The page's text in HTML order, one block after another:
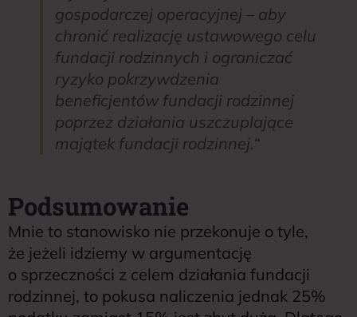
gospodarczej operacyjnej – aby
chronić realizację ustawowego celu
fundacji rodzinnych i ograniczać
ryzyko pokrzywdzenia
beneficjentów fundacji rodzinnej
poprzez działania uszczuplające
majątek fundacji rodzinnej.“
Podsumowanie
Mnie to stanowisko nie przekonuje o tyle,
że jeżeli idziemy w argumentację
o sprzeczności z celem działania fundacji
rodzinnej, to pokusa naliczenia jednak 25%